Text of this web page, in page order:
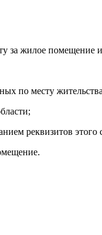
за жилое помещение
по месту жительства
реквизитов этого